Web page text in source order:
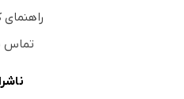
راهنمای
تماس